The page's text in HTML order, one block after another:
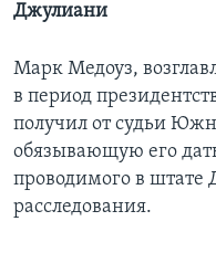
Джулиани
Марк Медоуз,
в период
получил от судьи
обязывающую его
проводимого в штате
расследования.